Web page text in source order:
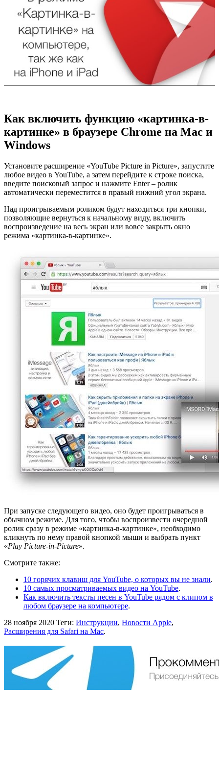
Как включить функцию «картинка-в-
картинке» в браузере Chrome на Mac и
Windows
Установите расширение «YouTube Picture in Picture», запустите
любое видео в YouTube, а затем перейдите к строке поиска,
введите поисковый запрос и нажмите Enter – ролик
автоматически переместится в правый нижний угол экрана.
Над проигрываемым роликом будут находиться три кнопки,
позволяющие вернуться к начальному виду, включить
воспроизведение на весь экран или вовсе закрыть окно
режима «картинка-в-картинке».
При запуске следующего видео, оно будет проигрываться в
обычном режиме. Для того, чтобы воспроизвести очередной
ролик сразу в режиме «картинка-в-картинке», необходимо
кликнуть по нему правой кнопкой мыши и выбрать пункт
«Play Picture-in-Picture».
Смотрите также:
10 горячих клавиш для YouTube, о которых вы не знали.
10 самых просматриваемых видео на YouTube.
Как включить тексты песен в YouTube рядом с клипом в
любом браузере на компьютере.
28 ноября 2020 Теги: Инструкции, Новости Apple,
Расширения для Safari на Mac.